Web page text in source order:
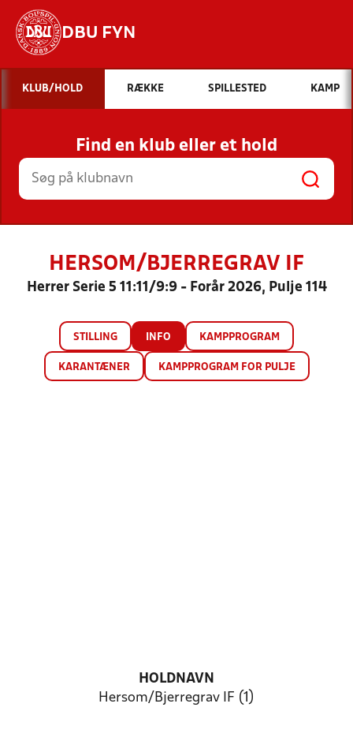
DBU FYN
Hvad vil du søge efter?
INDHOLD OG NYHEDER
STILLINGER, RESULTATER, KLUBBER OG
HOLD
KLUB/HOLD RÆKKE SPILLESTED KAMP
Find en klub eller et hold
HERSOM/BJERREGRAV IF
Herrer Serie 5 11:11/9:9 - Forår 2026, Pulje 114
STILLING INFO KAMPPROGRAM
KARANTÆNER KAMPPROGRAM FOR PULJE
HOLDNAVN
Hersom/Bjerregrav IF (1)